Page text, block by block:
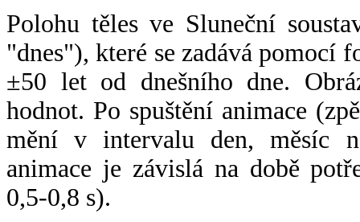
Polohu těles ve Sluneční
"dnes"), které se zadává pomocí
±50 let od dnešního dne.
hodnot. Po spuštění animace
mění v intervalu den, měsíc
animace je závislá na době
0,5-0,8 s).